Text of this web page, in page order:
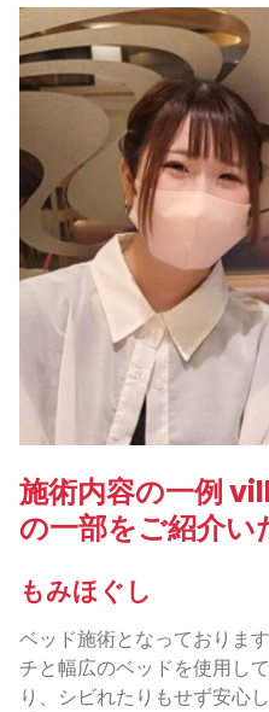
施術内容の一例
の一部をご紹介い
もみほぐし
ベッド施術となっておりま
チと幅広のベッドを使用し
り、シビれたりもせず安心